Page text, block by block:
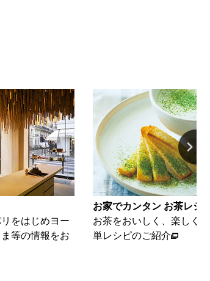
お家でカンタン お茶レシピ
お茶をおいしく、楽しくいただける簡
単レシピのご紹介